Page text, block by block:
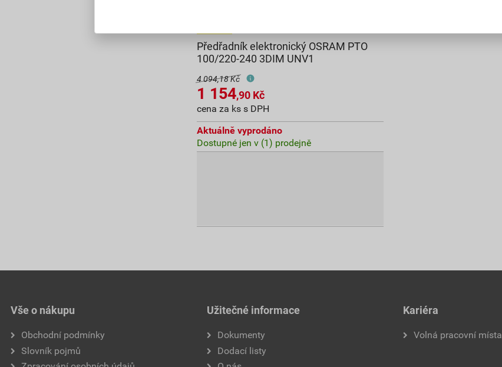
Předřadník elektronický OSRAM PTO
100/220-240 3DIM UNV1
4 094,18 Kč
1 154,90 Kč
cena za ks s DPH
Aktuálně vyprodáno
Dostupné jen v (1) prodejně
Vše o nákupu
Obchodní podmínky
Slovník pojmů
Užitečné informace
Dokumenty
Dodací listy
Kariéra
Volná pracovní místa